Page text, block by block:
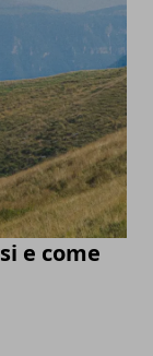
e come